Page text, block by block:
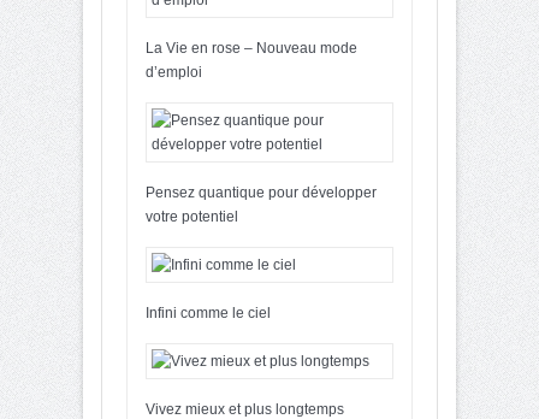
La Vie en rose – Nouveau mode
d’emploi
Pensez quantique pour développer
votre potentiel
Infini comme le ciel
Vivez mieux et plus longtemps